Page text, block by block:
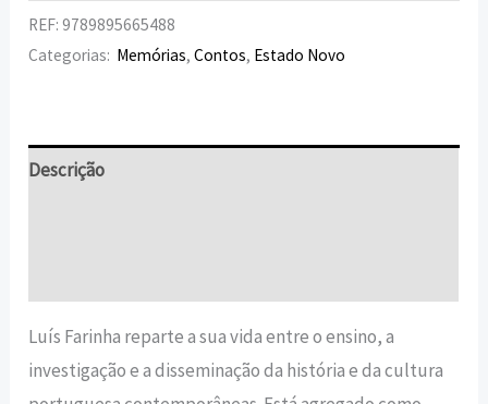
REF:9789895665488
Categorias: Memórias,Contos, Estado Novo
Descrição
Luís Farinha reparte a sua vida entre o ensino, a
investigação e a disseminação da história e da cultura